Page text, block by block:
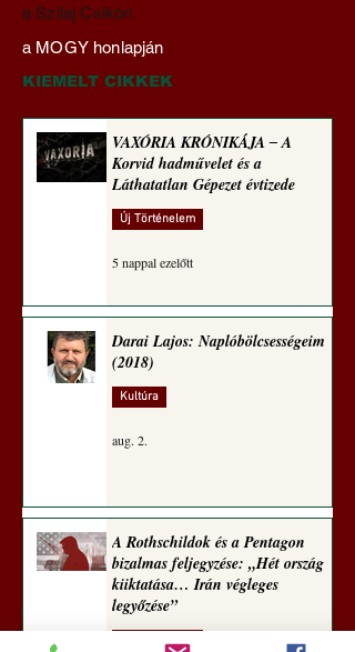
Darai Lajos:
Naplóbölcsességeim
(2026)
a Szilaj Csikón
a MOGY honlapján
KIEMELT CIKKEK
VAXÓRIA KRÓNIKÁJA ‒ A
Korvid hadművelet és a
Láthatatlan Gépezet évtizede
Új Történelem
5 nappal ezelőtt
Darai Lajos: Naplóbölcsességeim
(2018)
Kultúra
aug. 2.
A Rothschildok és a Pentagon
bizalmas feljegyzése: „Hét ország
kiiktatása… Irán végleges
legyőzése”
Új Történelem